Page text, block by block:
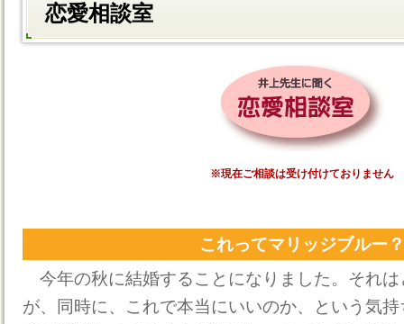
恋愛相談室
※現在ご相談は受け付けておりません
これってマリッジブルー？
今年の秋に結婚することになりました。それは
が、同時に、これで本当にいいのか、という気